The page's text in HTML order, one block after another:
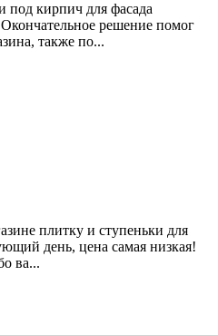
кирпич для фасада
решение помог
также по...
плитку и ступеньки для
день, цена самая низкая!
ва...